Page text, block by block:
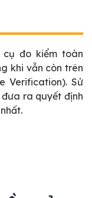
cụ đo kiểm toàn
khi vẫn còn trên
Verification). Sử
ra quyết định